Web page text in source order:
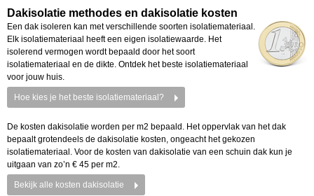
Dakisolatie methodes en dakisolatie kosten
Een dak isoleren kan met verschillende soorten isolatiemateriaal.
Elk isolatiemateriaal heeft een eigen isolatiewaarde. Het
isolerend vermogen wordt bepaald door het soort
isolatiemateriaal en de dikte. Ontdek het beste isolatiemateriaal
voor jouw huis.
Hoe kies je het beste isolatiemateriaal?
De kosten dakisolatie worden per m2 bepaald. Het oppervlak van het dak
bepaalt grotendeels de dakisolatie kosten, ongeacht het gekozen
isolatiemateriaal. Voor de kosten van dakisolatie van een schuin dak kun je
uitgaan van zo’n € 45 per m2.
Bekijk alle kosten dakisolatie